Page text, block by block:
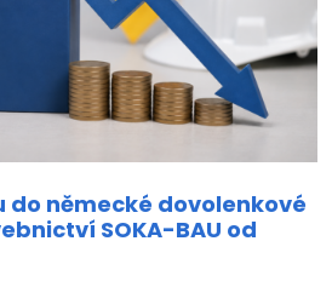
do německé dovolenkové
SOKA-BAU od